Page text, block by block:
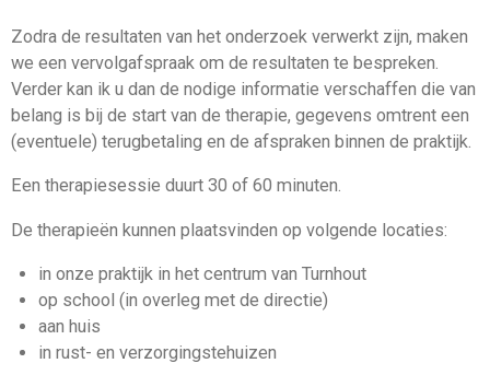
Zodra de resultaten van het onderzoek verwerkt zijn, maken
we een vervolgafspraak om de resultaten te bespreken.
Verder kan ik u dan de nodige informatie verschaffen die van
belang is bij de start van de therapie, gegevens omtrent een
(eventuele) terugbetaling en de afspraken binnen de praktijk.
Een therapiesessie duurt 30 of 60 minuten.
De therapieën kunnen plaatsvinden op volgende locaties:
in onze praktijk in het centrum van Turnhout
op school (in overleg met de directie)
aan huis
in rust- en verzorgingstehuizen